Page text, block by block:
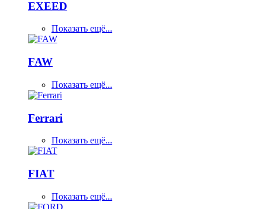
EXEED
Показать ещё...
FAW
Показать ещё...
Ferrari
Показать ещё...
FIAT
Показать ещё...